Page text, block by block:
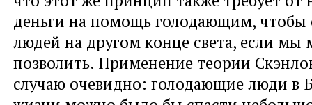
деньги на помощь голодающим, чтобы
людей на другом конце света, если мы
позволить. Применение теории
случаю очевидно: голодающие люди в